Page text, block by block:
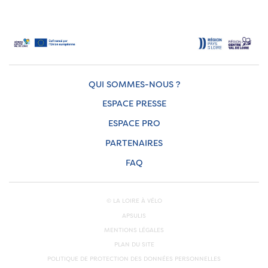
QUI SOMMES-NOUS ?
ESPACE PRESSE
ESPACE PRO
PARTENAIRES
FAQ
© LA LOIRE À VÉLO
APSULIS
MENTIONS LÉGALES
PLAN DU SITE
POLITIQUE DE PROTECTION DES DONNÉES PERSONNELLES